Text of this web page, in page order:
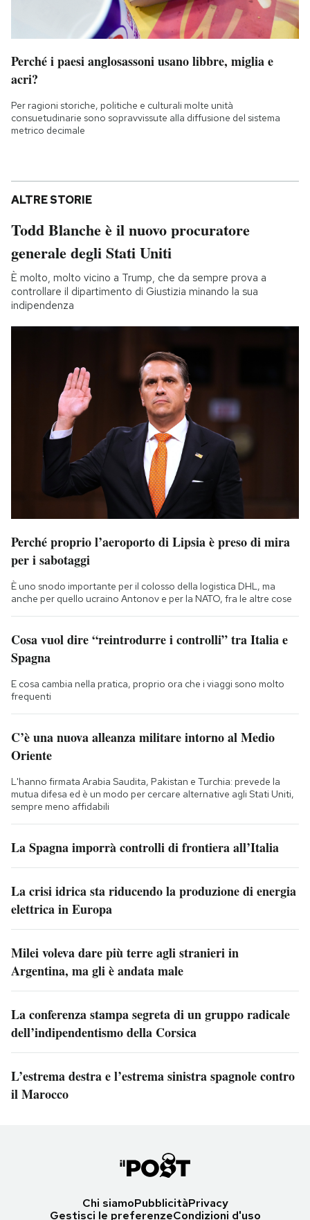
Perché i paesi anglosassoni usano libbre, miglia e
acri?
Per ragioni storiche, politiche e culturali molte unità
consuetudinarie sono sopravvissute alla diffusione del sistema
metrico decimale
ALTRE STORIE
Todd Blanche è il nuovo procuratore
generale degli Stati Uniti
È molto, molto vicino a Trump, che da sempre prova a
controllare il dipartimento di Giustizia minando la sua
indipendenza
Perché proprio l’aeroporto di Lipsia è preso di mira
per i sabotaggi
È uno snodo importante per il colosso della logistica DHL, ma
anche per quello ucraino Antonov e per la NATO, fra le altre cose
Cosa vuol dire “reintrodurre i controlli” tra Italia e
Spagna
E cosa cambia nella pratica, proprio ora che i viaggi sono molto
frequenti
C’è una nuova alleanza militare intorno al Medio
Oriente
L'hanno firmata Arabia Saudita, Pakistan e Turchia: prevede la
mutua difesa ed è un modo per cercare alternative agli Stati Uniti,
sempre meno affidabili
La Spagna imporrà controlli di frontiera all’Italia
La crisi idrica sta riducendo la produzione di energia
elettrica in Europa
Milei voleva dare più terre agli stranieri in
Argentina, ma gli è andata male
La conferenza stampa segreta di un gruppo radicale
dell’indipendentismo della Corsica
L’estrema destra e l’estrema sinistra spagnole contro
il Marocco
Chi siamoPubblicitàPrivacy
Gestisci le preferenzeCondizioni d'uso